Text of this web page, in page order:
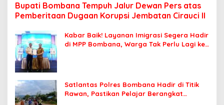
Bupati Bombana Tempuh Jalur Dewan Pers atas
Pemberitaan Dugaan Korupsi Jembatan Cirauci II
Kabar Baik! Layanan Imigrasi Segera Hadir
di MPP Bombana, Warga Tak Perlu Lagi ke
Satlantas Polres Bombana Hadir di Titik
Rawan, Pastikan Pelajar Berangkat